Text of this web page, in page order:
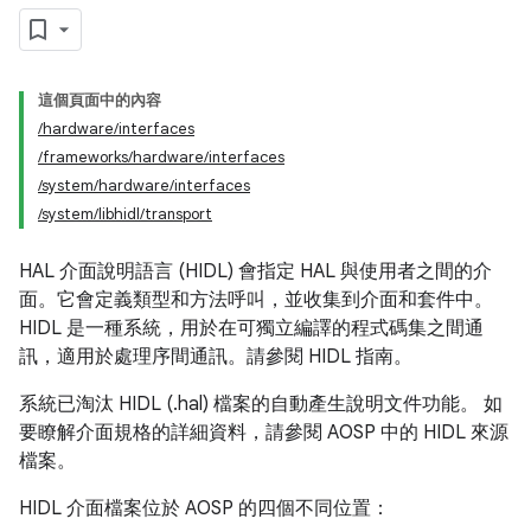
這個頁面中的內容
/hardware/interfaces
/frameworks/hardware/interfaces
/system/hardware/interfaces
/system/libhidl/transport
HAL 介面說明語言 (HIDL) 會指定 HAL 與使用者之間的介
面。它會定義類型和方法呼叫，並收集到介面和套件中。
HIDL 是一種系統，用於在可獨立編譯的程式碼集之間通
訊，適用於處理序間通訊。請參閱 HIDL 指南。
系統已淘汰 HIDL (.hal) 檔案的自動產生說明文件功能。 如
要瞭解介面規格的詳細資料，請參閱 AOSP 中的 HIDL 來源
檔案。
HIDL 介面檔案位於 AOSP 的四個不同位置：